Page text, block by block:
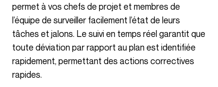
permet à vos chefs de projet et membres de
l’équipe de surveiller facilement l’état de leurs
tâches et jalons. Le suivi en temps réel garantit que
toute déviation par rapport au plan est identifiée
rapidement, permettant des actions correctives
rapides.